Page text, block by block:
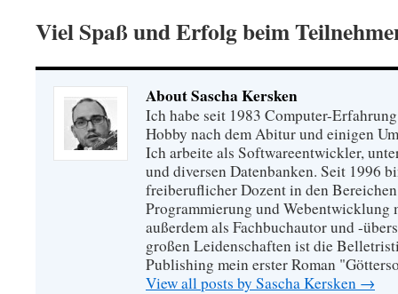
Viel Spaß und Erfolg beim
About Sascha Kersken
Ich habe seit 1983 Computer-
Hobby nach dem Abitur und einigen
Ich arbeite als Softwareentwickler,
und diversen Datenbanken. Seit 1996
freiberuflicher Dozent in den
Programmierung und
außerdem als Fachbuchautor und -
großen Leidenschaften ist die
Publishing mein erster Roman
View all posts by Sascha Kersken →